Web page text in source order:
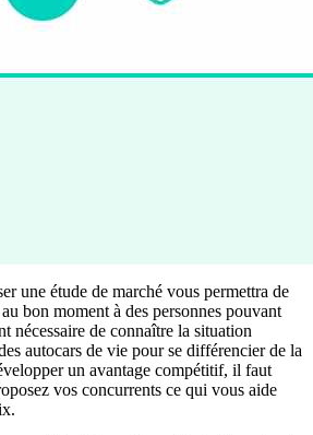
une étude de marché vous permettra de
bon moment à des personnes pouvant
nécessaire de connaître la situation
autocars de vie pour se différencier de la
un avantage compétitif, il faut
vos concurrents ce qui vous aide